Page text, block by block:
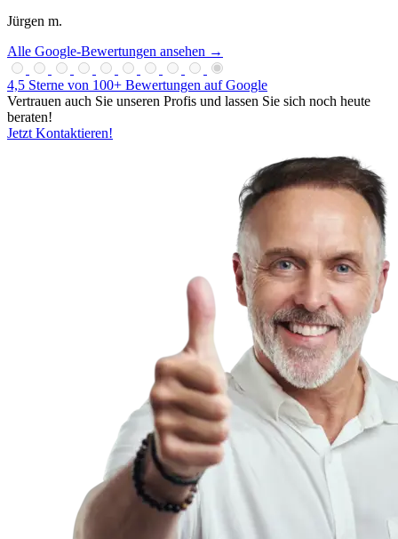
Jürgen m.
Alle Google-Bewertungen ansehen →
4,5 Sterne von 100+ Bewertungen auf Google
Vertrauen auch Sie unseren Profis und lassen Sie sich noch heute
beraten!
Jetzt Kontaktieren!